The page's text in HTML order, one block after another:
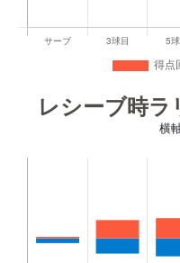
レシーブ時ラ
横